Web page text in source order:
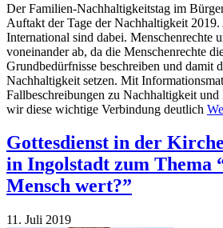
Der Familien-Nachhaltigkeitstag im
Auftakt der Tage der Nachhaltigkeit
International sind dabei. Menschenrechte
voneinander ab, da die Menschenrechte
Grundbedürfnisse beschreiben und damit
Nachhaltigkeit setzen. Mit
Fallbeschreibungen zu Nachhaltigkeit
wir diese wichtige Verbindung deutlich
Gottesdienst in der
in Ingolstadt zum Thema
Mensch wert?”
11. Juli 2019